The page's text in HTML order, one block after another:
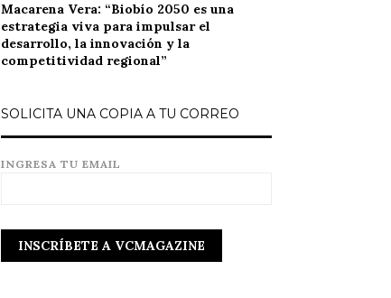
Macarena Vera: “Biobío 2050 es una
estrategia viva para impulsar el
desarrollo, la innovación y la
competitividad regional”
SOLICITA UNA COPIA A TU CORREO
INGRESA TU EMAIL